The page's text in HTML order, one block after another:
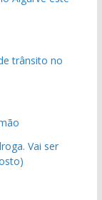
trânsito no
Vai ser